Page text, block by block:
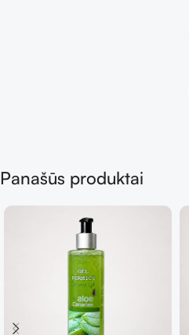
Panašūs produktai